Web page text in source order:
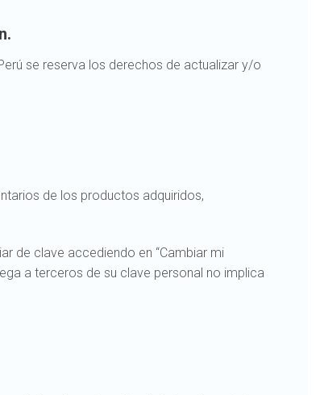
se reserva los derechos de actualizar y/o
de los productos adquiridos,
de clave accediendo en “Cambiar mi
a terceros de su clave personal no implica